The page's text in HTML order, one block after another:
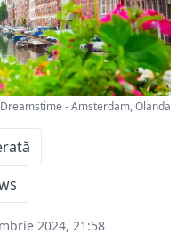
Dreamstime - Amsterdam, Olanda
2024, 21:58